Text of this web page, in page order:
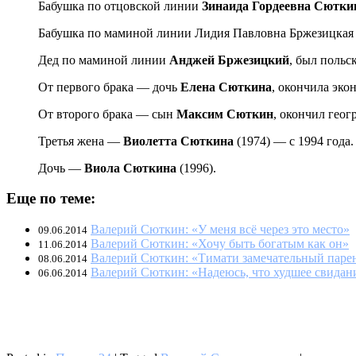
Бабушка по отцовской линии Зинаида Гордеевна
Бабушка по маминой линии Лидия Павловна Бржезицкая
Дед по маминой линии Анджей Бржезицкий, был
От первого брака — дочь Елена Сюткина, окончила
От второго брака — сын Максим Сюткин, окончил
Третья жена — Виолетта Сюткина (1974) — с 1994 года.
Дочь — Виола Сюткина (1996).
Еще по теме:
09.06.2014 Валерий Сюткин: «У меня всё через это место»
11.06.2014 Валерий Сюткин: «Хочу быть богатым как он»
08.06.2014 Валерий Сюткин: «Тимати замечательный
06.06.2014 Валерий Сюткин: «Надеюсь, что худшее